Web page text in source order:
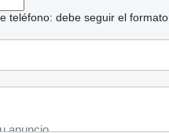
teléfono: debe seguir el